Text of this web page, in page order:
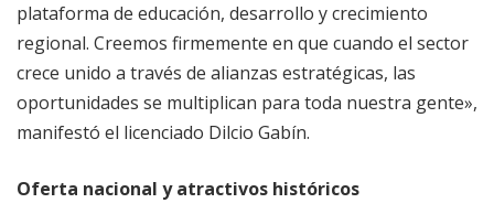
plataforma de educación, desarrollo y crecimiento
regional. Creemos firmemente en que cuando el sector
crece unido a través de alianzas estratégicas, las
oportunidades se multiplican para toda nuestra gente»,
manifestó el licenciado Dilcio Gabín.
​Oferta nacional y atractivos históricos